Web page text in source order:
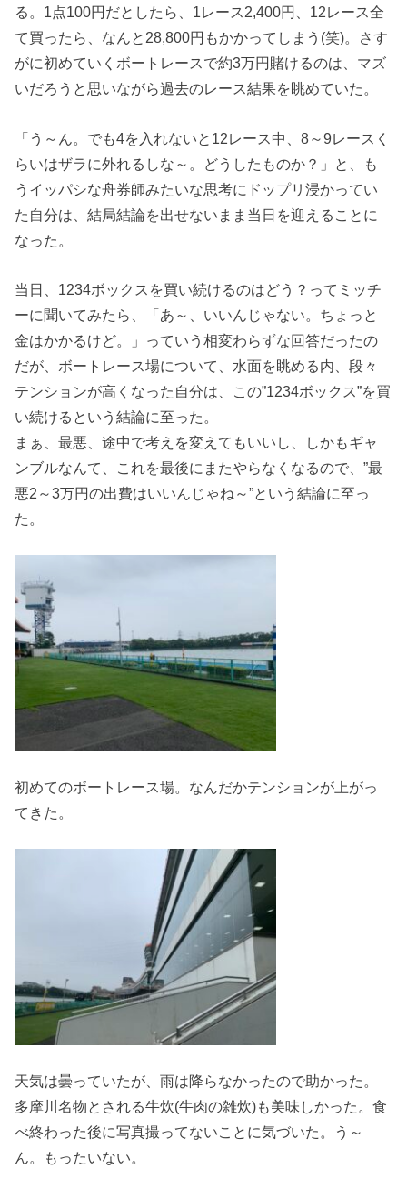
る。1点100円だとしたら、1レース2,400円、12レース全
て買ったら、なんと28,800円もかかってしまう(笑)。さす
がに初めていくボートレースで約3万円賭けるのは、マズ
いだろうと思いながら過去のレース結果を眺めていた。
「う～ん。でも4を入れないと12レース中、8～9レースく
らいはザラに外れるしな～。どうしたものか？」と、も
うイッパシな舟券師みたいな思考にドップリ浸かってい
た自分は、結局結論を出せないまま当日を迎えることに
なった。
当日、1234ボックスを買い続けるのはどう？ってミッチ
ーに聞いてみたら、「あ～、いいんじゃない。ちょっと
金はかかるけど。」っていう相変わらずな回答だったの
だが、ボートレース場について、水面を眺める内、段々
テンションが高くなった自分は、この”1234ボックス”を買
い続けるという結論に至った。
まぁ、最悪、途中で考えを変えてもいいし、しかもギャ
ンブルなんて、これを最後にまたやらなくなるので、”最
悪2～3万円の出費はいいんじゃね～”という結論に至っ
た。
初めてのボートレース場。なんだかテンションが上がっ
てきた。
天気は曇っていたが、雨は降らなかったので助かった。
多摩川名物とされる牛炊(牛肉の雑炊)も美味しかった。食
べ終わった後に写真撮ってないことに気づいた。う～
ん。もったいない。